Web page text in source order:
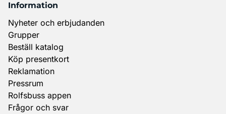
Information
Nyheter och erbjudanden
Grupper
Beställ katalog
Köp presentkort
Reklamation
Pressrum
Rolfsbuss appen
Frågor och svar